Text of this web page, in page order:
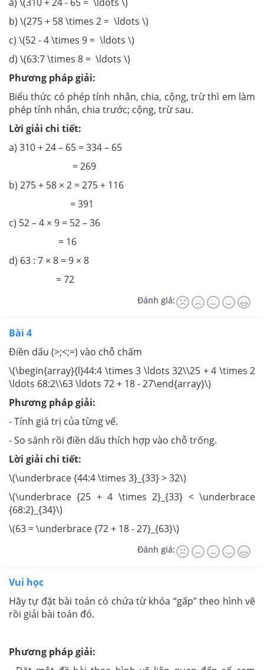
b) \(275 + 58 \times 2 = \ldots \)
c) \(52 - 4 \times 9 = \ldots \)
d) \(63:7 \times 8 = \ldots \)
Phương pháp giải:
Biểu thức có phép tính nhân, chia, cộng, trừ thì em làm
phép tính nhân, chia trước; cộng, trừ sau.
Lời giải chi tiết:
a) 310 + 24 – 65 = 334 – 65
= 269
b) 275 + 58 × 2 = 275 + 116
= 391
c) 52 – 4 × 9 = 52 – 36
= 16
d) 63 : 7 × 8 = 9 × 8
= 72
Đánh giá:
Bài 4
Điền dấu (>;<;=) vào chỗ chấm
\(\begin{array}{l}44:4 \times 3 \ldots 32\\25 + 4 \times 2
\ldots 68:2\\63 \ldots 72 + 18 - 27\end{array}\)
Phương pháp giải:
- Tính giá trị của từng vế.
- So sánh rồi điền dấu thích hợp vào chỗ trống.
Lời giải chi tiết:
\(\underbrace {44:4 \times 3}_{33} > 32\)
\(\underbrace {25 + 4 \times 2}_{33} < \underbrace
{68:2}_{34}\)
\(63 = \underbrace {72 + 18 - 27}_{63}\)
Đánh giá:
Vui học
Hãy tự đặt bài toán có chứa từ khóa “gấp” theo hình vẽ
rồi giải bài toán đó.
Phương pháp giải: